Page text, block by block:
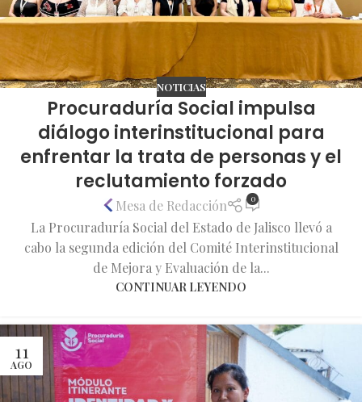
NOTICIAS
Procuraduría Social impulsa
diálogo interinstitucional para
enfrentar la trata de personas y el
reclutamiento forzado
Mesa de Redacción 0
La Procuraduría Social del Estado de Jalisco llevó a
cabo la segunda edición del Comité Interinstitucional
de Mejora y Evaluación de la...
CONTINUAR LEYENDO
11
AGO